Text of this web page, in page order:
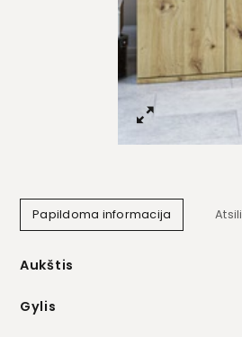
Papildoma informacija
Aukštis
Gylis